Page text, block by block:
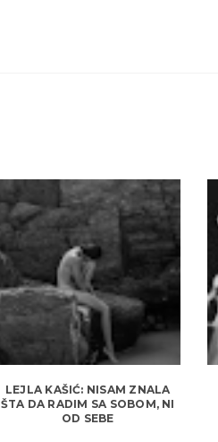
LEJLA KAŠIĆ: NISAM ZNALA
ŠTA DA RADIM SA SOBOM, NI
OD SEBE